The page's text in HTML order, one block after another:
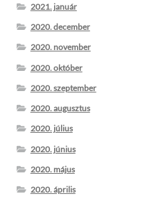
2021. január
2020. december
2020. november
2020. október
2020. szeptember
2020. augusztus
2020. július
2020. június
2020. május
2020. április